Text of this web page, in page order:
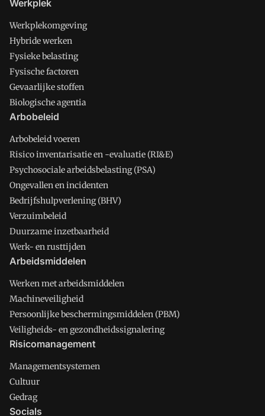
Werkplek
Werkplekomgeving
Hybride werken
Fysieke belasting
Fysische factoren
Gevaarlijke stoffen
Biologische agentia
Arbobeleid
Arbobeleid voeren
Risico inventarisatie en -evaluatie (RI&E)
Psychosociale arbeidsbelasting (PSA)
Ongevallen en incidenten
Bedrijfshulpverlening (BHV)
Verzuimbeleid
Duurzame inzetbaarheid
Werk- en rusttijden
Arbeidsmiddelen
Werken met arbeidsmiddelen
Machineveiligheid
Persoonlijke beschermingsmiddelen (PBM)
Veiligheids- en gezondheidssignalering
Risicomanagement
Managementsystemen
Cultuur
Gedrag
Socials